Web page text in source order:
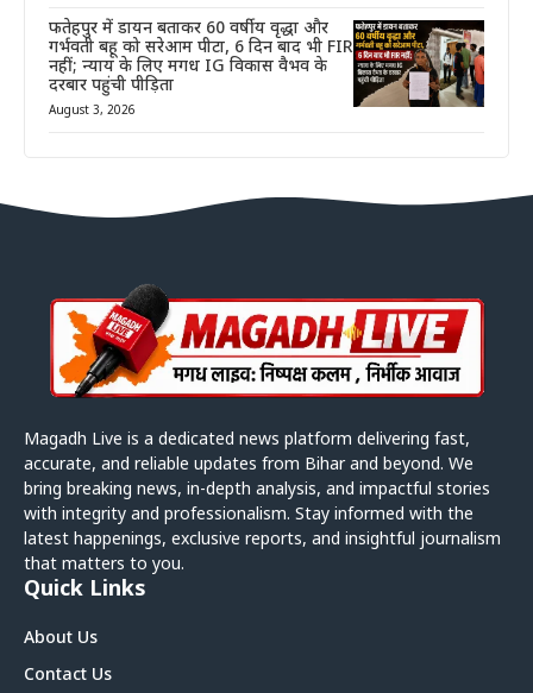
फतेहपुर में डायन बताकर 60 वर्षीय वृद्धा और
गर्भवती बहू को सरेआम पीटा, 6 दिन बाद भी FIR
नहीं; न्याय के लिए मगध IG विकास वैभव के
दरबार पहुंची पीड़िता
August 3, 2026
Magadh Live is a dedicated news platform delivering fast,
accurate, and reliable updates from Bihar and beyond. We
bring breaking news, in-depth analysis, and impactful stories
with integrity and professionalism. Stay informed with the
latest happenings, exclusive reports, and insightful journalism
that matters to you.
Quick Links
About Us
Contact Us